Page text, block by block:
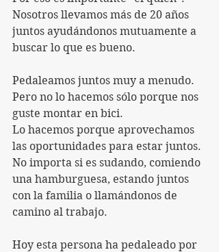
Nosotros llevamos más de 20 años
juntos ayudándonos mutuamente a
buscar lo que es bueno.
Pedaleamos juntos muy a menudo.
Pero no lo hacemos sólo porque nos
guste montar en bici.
Lo hacemos porque aprovechamos
las oportunidades para estar juntos.
No importa si es sudando, comiendo
una hamburguesa, estando juntos
con la familia o llamándonos de
camino al trabajo.
Hoy esta persona ha pedaleado por